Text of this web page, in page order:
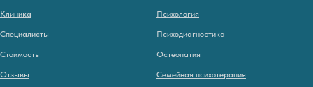
Клиника
Специалисты
Стоимость
Отзывы
Психология
Психодиагностика
Остеопатия
Семейная психотерапия